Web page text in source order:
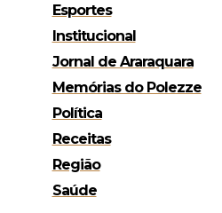
Esportes
Institucional
Jornal de Araraquara
Memórias do Polezze
Política
Receitas
Região
Saúde